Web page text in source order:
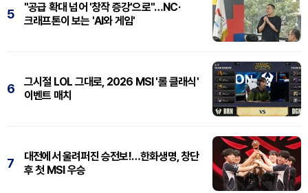
5
"공급 확대 넘어 '창작 증강'으로"…NC·
크래프톤이 보는 'AI와 게임'
6
그시절 LOL 그대로, 2026 MSI '롤 클래식'
이벤트 매치
7
대전에서 울려퍼진 승전보!…한화생명, 창단
후 첫 MSI 우승